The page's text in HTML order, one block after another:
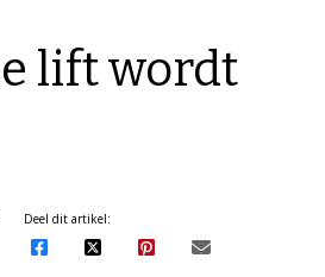
lift wordt
Deel dit artikel: